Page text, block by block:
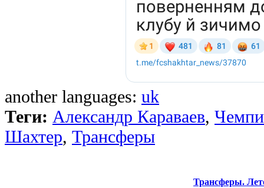
another languages: uk
Теги: Александр Караваев,
Шахтер, Трансферы
Трансферы.